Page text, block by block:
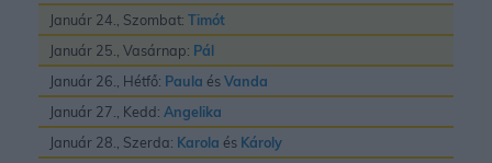
Január 24., Szombat: Timót
Január 25., Vasárnap: Pál
Január 26., Hétfő: Paula ésVanda
Január 27., Kedd: Angelika
Január 28., Szerda: Karola és Károly